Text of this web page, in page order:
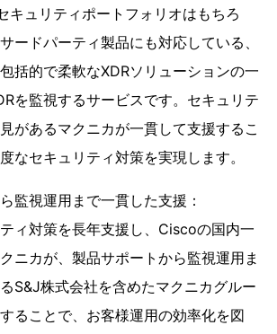
ュリティポートフォリオはもちろ
ードパーティ製品にも対応している、
括的で柔軟なXDRソリューションの一
を監視するサービスです。セキュリテ
があるマクニカが一貫して支援するこ
なセキュリティ対策を実現します。
監視運用まで一貫した支援：
ィ対策を長年支援し、Ciscoの国内一
ニカが、製品サポートから監視運用ま
S&J株式会社を含めたマクニカグルー
ることで、お客様運用の効率化を図